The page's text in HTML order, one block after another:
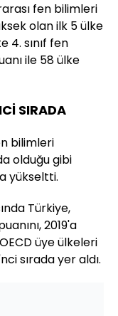
fen bilimleri
olan ilk 5 ülke
4. sınıf fen
ile 58 ülke
SIRADA
bilimleri
olduğu gibi
yükseltti.
Türkiye,
2019'a
üye ülkeleri
sırada yer aldı.